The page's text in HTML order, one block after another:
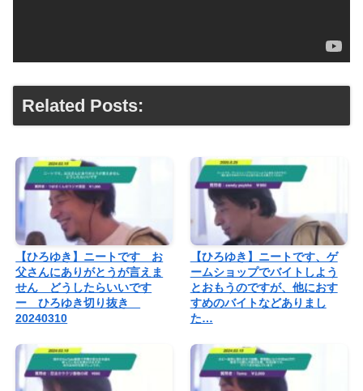
Related Posts:
【ひろゆき】ニートです お
父さんにありがとうが言えま
せん どうしたらいいです
ー ひろゆき切り抜き
20240310
【ひろゆき】ニートです、ゲ
ームショップでバイトしよう
とおもうのですが、他におす
すめのバイトなどありまし
た…